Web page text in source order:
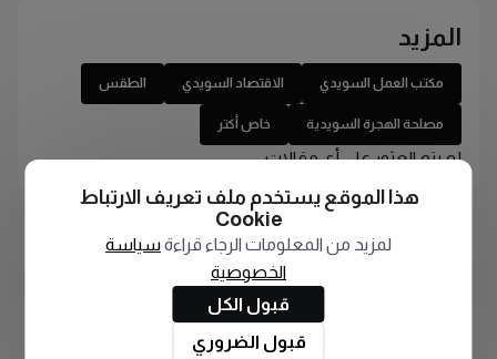
المزيد
مكتب العمل السويدي الاقتصاد السويدي الطقس
مصلحة الهجرة السويدية خاص أكتر
لم يتم العثور على أي مقالات
هذا الموقع يستخدم ملف تعريف الارتباط
Cookie
لمزيد من المعلومات الرجاء قراءة سياسة
الخصوصية
قبول الكل
قبول الضروري